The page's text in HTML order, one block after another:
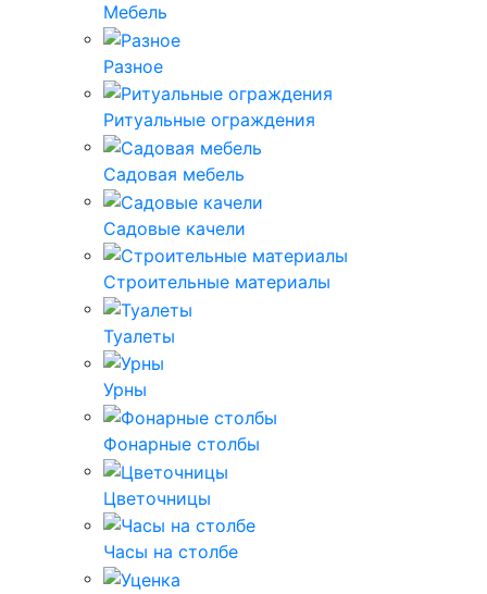
Мебель
Разное
Ритуальные ограждения
Садовая мебель
Садовые качели
Строительные материалы
Туалеты
Урны
Фонарные столбы
Цветочницы
Часы на столбе